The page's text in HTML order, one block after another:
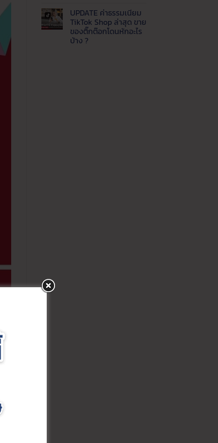
ปี
นี้
ขาย
ช่อง
ทาง
ไหน
เห็น
บน
Update
ล่าสุด
LINE
MyShop
UPDATE ค่าธรรมเนียม
TikTok Shop ล่าสุด ขาย
ของติ๊กต๊อกโดนหักอะไร
บ้าง ?